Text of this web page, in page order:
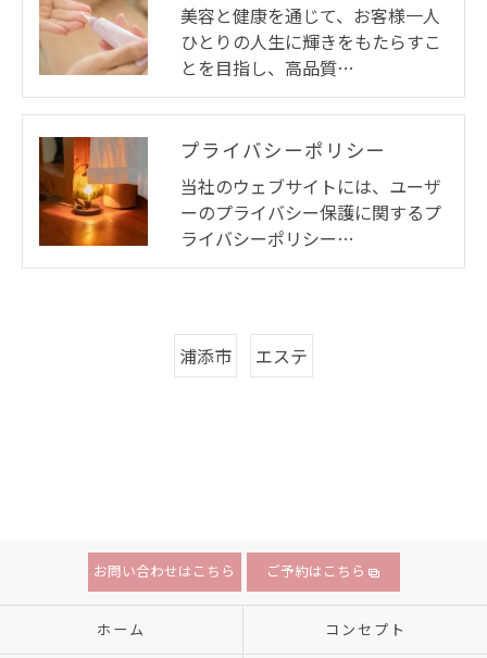
美容と健康を通じて、お客様一人
ひとりの人生に輝きをもたらすこ
とを目指し、高品質…
プライバシーポリシー
当社のウェブサイトには、ユーザ
ーのプライバシー保護に関するプ
ライバシーポリシー…
浦添市 エステ
お問い合わせはこちら ご予約はこちら
ホーム コンセプト